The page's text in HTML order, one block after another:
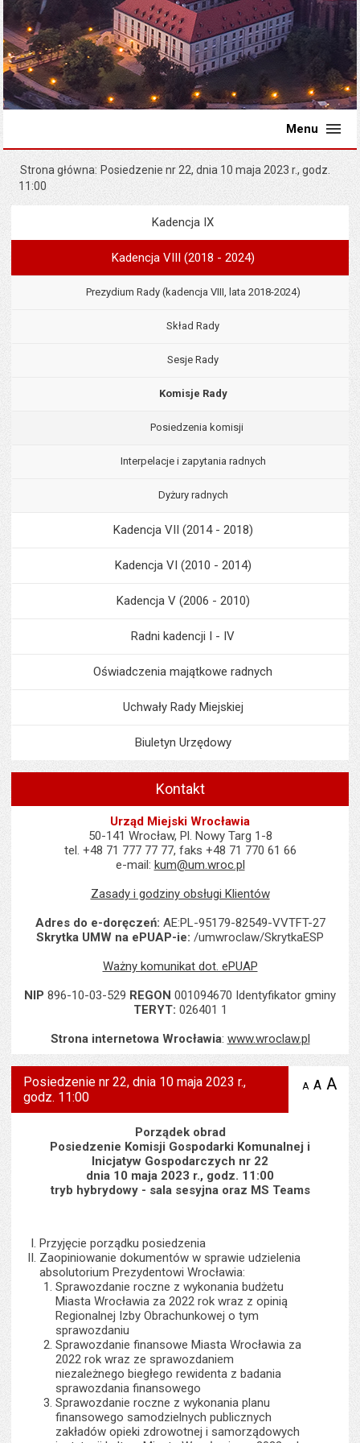
Menu
Strona główna Posiedzenie nr 22, dnia 10 maja 2023 r., godz.
11:00
Menu
Kadencja IX
Kadencja VIII (2018 - 2024)
Prezydium Rady (kadencja VIII, lata 2018-2024)
Skład Rady
Sesje Rady
Komisje Rady
Posiedzenia komisji
Interpelacje i zapytania radnych
Dyżury radnych
Kadencja VII (2014 - 2018)
Kadencja VI (2010 - 2014)
Kadencja V (2006 - 2010)
Radni kadencji I - IV
Oświadczenia majątkowe radnych
Uchwały Rady Miejskiej
Biuletyn Urzędowy
Kontakt
Urząd Miejski Wrocławia
50-141 Wrocław, Pl. Nowy Targ 1-8
tel. +48 71 777 77 77, faks +48 71 770 61 66
e-mail: kum@um.wroc.pl
Zasady i godziny obsługi Klientów
Adres do e-doręczeń: AE:PL-95179-82549-VVTFT-27
Skrytka UMW na ePUAP-ie: /umwroclaw/SkrytkaESP
Ważny komunikat dot. ePUAP
NIP 896-10-03-529 REGON 001094670 Identyfikator gminy
TERYT: 026401 1
Strona internetowa Wrocławia: www.wroclaw.pl
Posiedzenie nr 22, dnia 10 maja 2023 r.,
godz. 11:00
A zmniejsz
A A
Porządek obrad
Posiedzenie Komisji Gospodarki Komunalnej i
Inicjatyw Gospodarczych nr 22
dnia 10 maja 2023 r., godz. 11:00
tryb hybrydowy - sala sesyjna oraz MS Teams
Przyjęcie porządku posiedzenia
Zaopiniowanie dokumentów w sprawie udzielenia
absolutorium Prezydentowi Wrocławia:
Sprawozdanie roczne z wykonania budżetu
Miasta Wrocławia za 2022 rok wraz z opinią
Regionalnej Izby Obrachunkowej o tym
sprawozdaniu
Sprawozdanie finansowe Miasta Wrocławia za
2022 rok wraz ze sprawozdaniem
niezależnego biegłego rewidenta z badania
sprawozdania finansowego
Sprawozdanie roczne z wykonania planu
finansowego samodzielnych publicznych
zakładów opieki zdrowotnej i samorządowych